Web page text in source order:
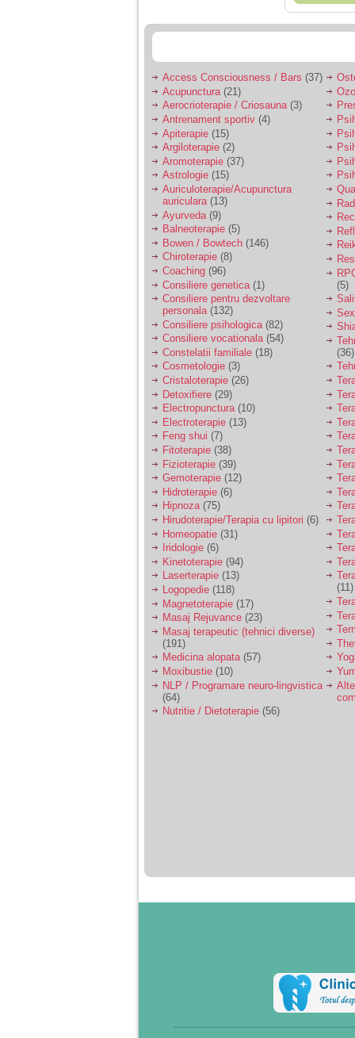
Access Consciousness / Bars (37)
Acupunctura (21)
Aerocrioterapie / Criosauna(3)
Antrenament sportiv (4)
Apiterapie (15)
Argiloterapie (2)
Aromoterapie (37)
Astrologie (15)
Auriculoterapie/Acupunctura
auriculara (13)
Ayurveda (9)
Balneoterapie (5)
Bowen / Bowtech (146)
Chiroterapie (8)
Coaching (96)
Consiliere genetica (1)
Consiliere pentru dezvoltare
personala(132)
Consiliere psihologica (82)
Consiliere vocationala(54)
Constelatii familiale (18)
Cosmetologie (3)
Cristaloterapie (26)
Detoxifiere (29)
Electropunctura(10)
Electroterapie (13)
Feng shui (7)
Fitoterapie (38)
Fizioterapie (39)
Gemoterapie (12)
Hidroterapie (6)
Hipnoza(75)
Hirudoterapie/Terapia cu lipitori (6)
Homeopatie (31)
Iridologie (6)
Kinetoterapie (94)
Laserterapie (13)
Logopedie (118)
Magnetoterapie (17)
Masaj Rejuvance (23)
Masaj terapeutic (tehnici diverse)
(191)
Medicina alopata(57)
Moxibustie (10)
NLP / Programare neuro-lingvistica
(64)
Nutritie / Dietoterapie (56)
(5)
(36)
(11)